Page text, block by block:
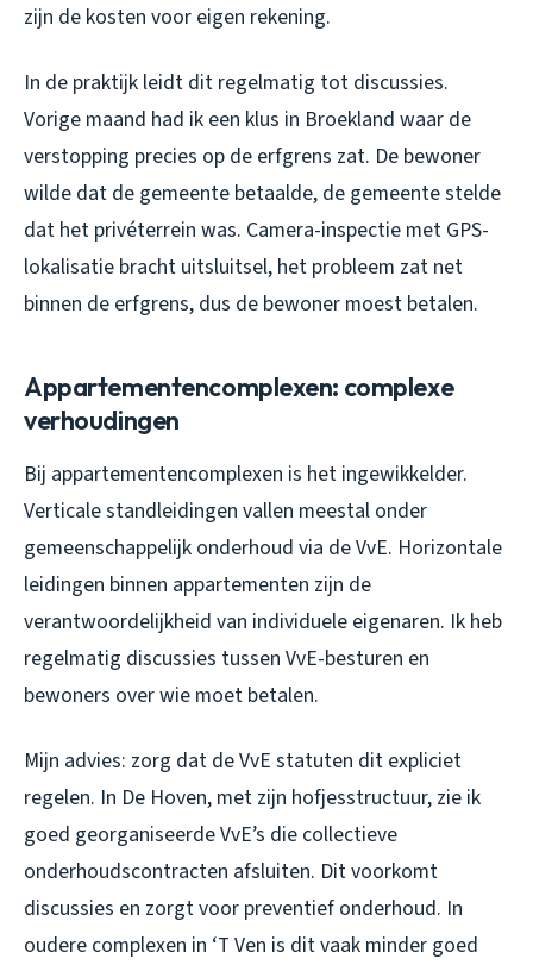
zijn de kosten voor eigen rekening.
In de praktijk leidt dit regelmatig tot discussies.
Vorige maand had ik een klus in Broekland waar de
verstopping precies op de erfgrens zat. De bewoner
wilde dat de gemeente betaalde, de gemeente stelde
dat het privéterrein was. Camera-inspectie met GPS-
lokalisatie bracht uitsluitsel, het probleem zat net
binnen de erfgrens, dus de bewoner moest betalen.
Appartementencomplexen: complexe
verhoudingen
Bij appartementencomplexen is het ingewikkelder.
Verticale standleidingen vallen meestal onder
gemeenschappelijk onderhoud via de VvE. Horizontale
leidingen binnen appartementen zijn de
verantwoordelijkheid van individuele eigenaren. Ik heb
regelmatig discussies tussen VvE-besturen en
bewoners over wie moet betalen.
Mijn advies: zorg dat de VvE statuten dit expliciet
regelen. In De Hoven, met zijn hofjesstructuur, zie ik
goed georganiseerde VvE’s die collectieve
onderhoudscontracten afsluiten. Dit voorkomt
discussies en zorgt voor preventief onderhoud. In
oudere complexen in ‘T Ven is dit vaak minder goed